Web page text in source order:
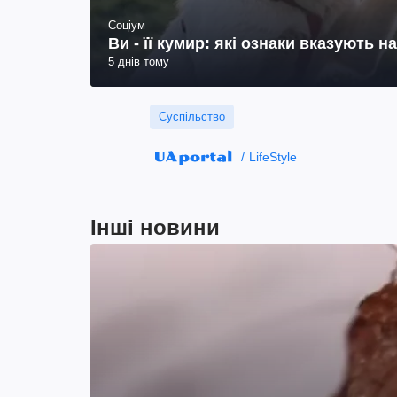
Соціум
Ви - її кумир: які ознаки вказують
5 днів тому
Суспільство
LifeStyle
Інші новини